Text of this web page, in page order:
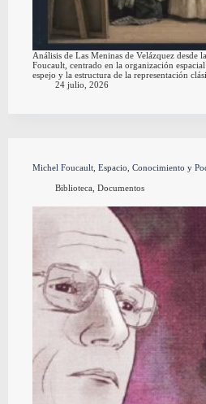
Análisis de Las Meninas de Velázquez desde
Foucault, centrado en la organización
espejo y la estructura de la representación
24 julio, 2026
Michel Foucault, Espacio, Conocimiento y
Biblioteca, Documentos